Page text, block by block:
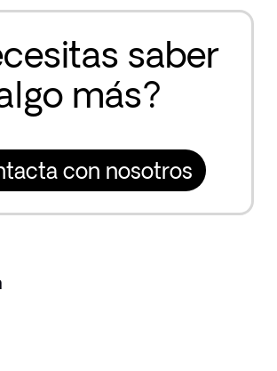
saber
más?
con nosotros